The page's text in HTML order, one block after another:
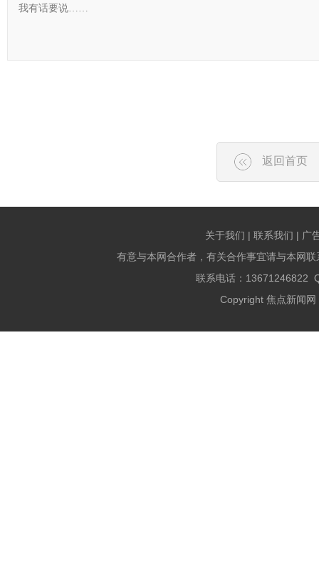
返回首页
关于我们 | 联系我们 | 广
有意与本网合作者，有关合作事宜请与本网
联系电话：13671246822
Copyright 焦点新闻